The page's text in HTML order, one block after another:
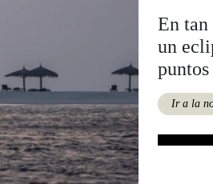
En tan
un
Ir a la